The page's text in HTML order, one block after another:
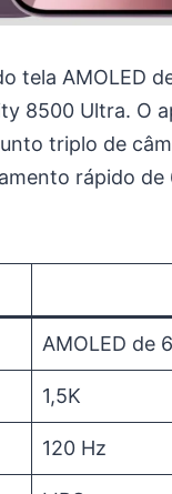
tela AMOLED
8500 Ultra. O
triplo de
rápido de
AMOLED de
1,5K
120 Hz